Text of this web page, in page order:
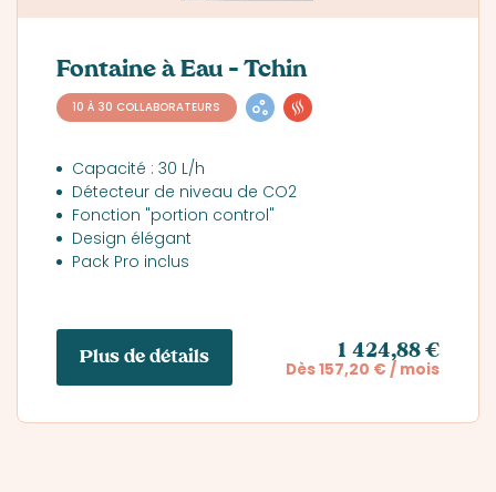
Fontaine à Eau – Tchin
10 À 30 COLLABORATEURS
Capacité : 30 L/h
Détecteur de niveau de CO2
Fonction "portion control"
Design élégant
Pack Pro inclus
Plus de détails 1 424,88 €
Dès 157,20 € / mois